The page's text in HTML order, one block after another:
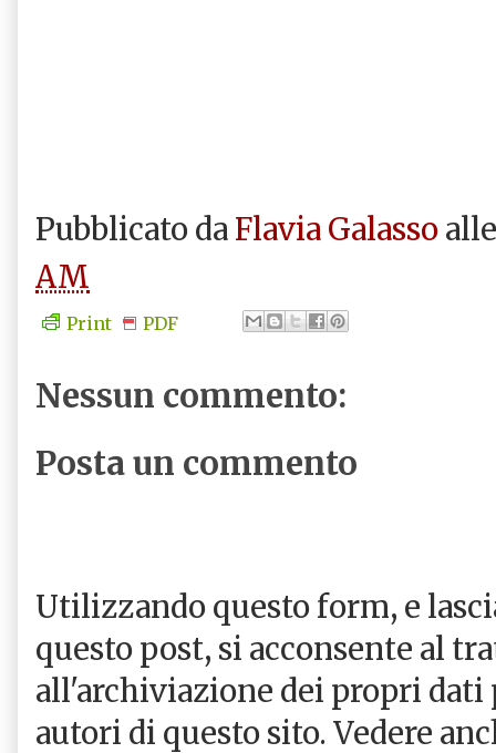
Pubblicato da Flavia Galasso
AM
Print PDF
Nessun commento:
Posta un commento
Utilizzando questo form, e
questo post, si acconsente al
all'archiviazione dei propri dati
autori di questo sito. Vedere